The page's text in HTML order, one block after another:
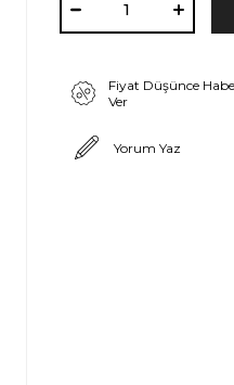
Fiyat Düşünce
Ver
Yorum Yaz